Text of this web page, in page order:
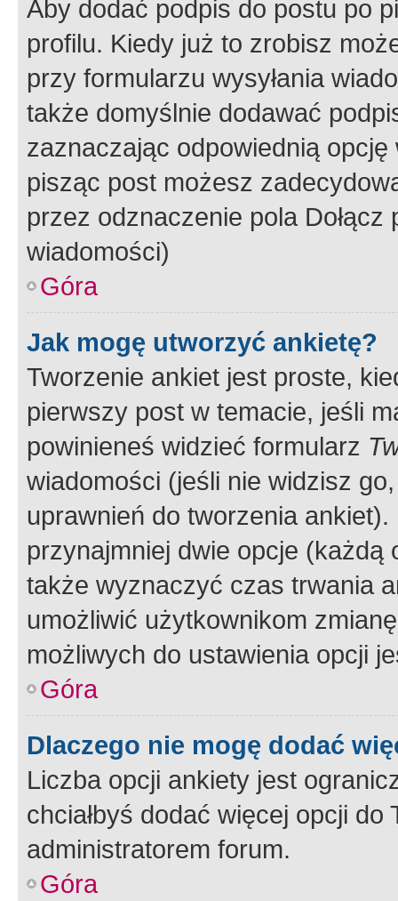
Aby dodać podpis do postu po
profilu. Kiedy już to zrobisz
przy formularzu wysyłania
także domyślnie dodawać
zaznaczając odpowiednią
pisząc post możesz
przez odznaczenie pola
wiadomości)
Góra
Jak mogę utworzyć ankietę?
Tworzenie ankiet jest proste,
pierwszy post w temacie, jeśli
powinieneś widzieć formularz
wiadomości (jeśli nie widzisz
uprawnień do tworzenia
przynajmniej dwie opcje
także wyznaczyć czas trwania
umożliwić użytkownikom
możliwych do ustawienia opcji
Góra
Dlaczego nie mogę dodać
Liczba opcji ankiety jest
chciałbyś dodać więcej opcji
administratorem forum.
Góra